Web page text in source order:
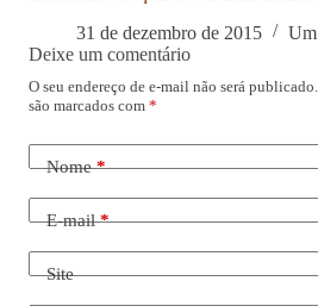
31 de dezembro de 2015
Deixe um comentário
O seu endereço de e-mail não será publicado.
são marcados com *
Nome*
E-mail*
Site